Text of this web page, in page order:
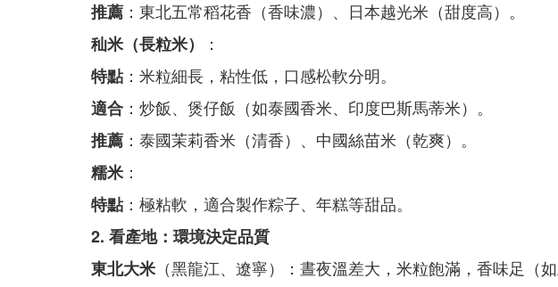
推薦 ：東北五常稻花香（香味濃）、日本越光米（甜度高）。
秈米（長粒米）
：
特點：米粒細長，粘性低，口感松軟分明。
適合 ：炒飯、煲仔飯（如泰國香米、印度巴斯馬蒂米）。
推薦 ：泰國茉莉香米（清香）、中國絲苗米（乾爽）。
糯米：
特點：極粘軟，適合製作粽子、年糕等甜品。
2. 看產地：環境決定品質
東北大米（黑龍江、遼寧）：晝夜溫差大，米粒飽滿，香味足（如